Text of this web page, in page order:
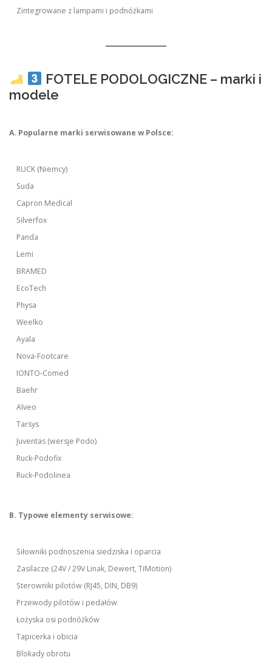
Zintegrowane z lampami i podnóżkami
FOTELE PODOLOGICZNE – marki i
modele
A. Popularne marki serwisowane w Polsce:
RUCK (Niemcy)
Suda
Capron Medical
Silverfox
Panda
Lemi
BRAMED
EcoTech
Physa
Weelko
Ayala
Nova-Footcare
IONTO-Comed
Baehr
Alveo
Tarsys
Juventas (wersje Podo)
Ruck-Podofix
Ruck-Podolinea
B. Typowe elementy serwisowe:
Siłowniki podnoszenia siedziska i oparcia
Zasilacze (24V / 29V Linak, Dewert, TiMotion)
Sterowniki pilotów (RJ45, DIN, DB9)
Przewody pilotów i pedałów
Łożyska osi podnóżków
Tapicerka i obicia
Blokady obrotu